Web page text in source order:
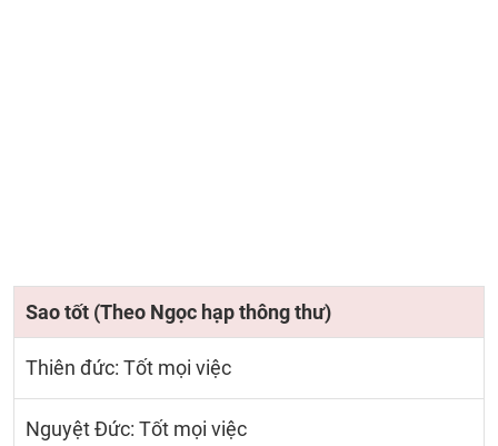
Sao tốt (Theo Ngọc hạp thông thư)
Thiên đức: Tốt mọi việc
Nguyệt Đức: Tốt mọi việc